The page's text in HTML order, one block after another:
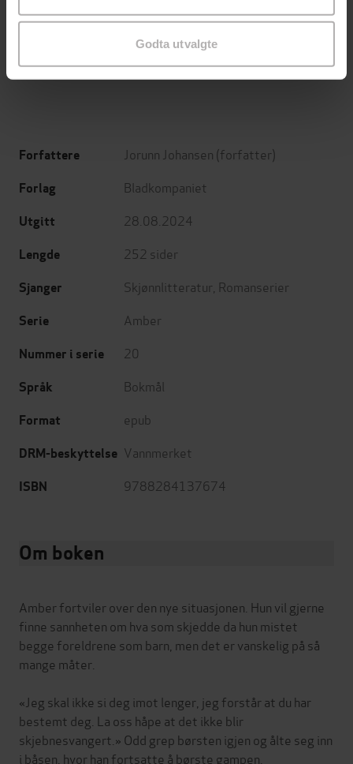
Godta utvalgte
149,-
Stian Hjelvin Andersen
EBOK
249,-
EBOK
Forfattere Jorunn Johansen (forfatter)
Forlag Bladkompaniet
Utgitt 28.08.2024
Lengde 252 sider
Sjanger Skjønnlitteratur Romanserier
Serie Amber
Nummer i serie 20
Språk Bokmål
Format epub
DRM-beskyttelse Vannmerket
ISBN 9788284137674
Om boken
Amber fortviler over den nye situasjonen. Hun vil gjerne
finne sannheten om hva som skjedde da hun mistet
begge foreldrene som barn, men det er vanskelig på så
mange måter.
«Jeg skal ikke si deg imot lenger, jeg forstår at du har
bestemt deg. La oss håpe at det ikke blir
skjebnesvangert.» Odd grep børsten igjen og ålte seg inn
i båsen, hvor han fortsatte å børste gampen.